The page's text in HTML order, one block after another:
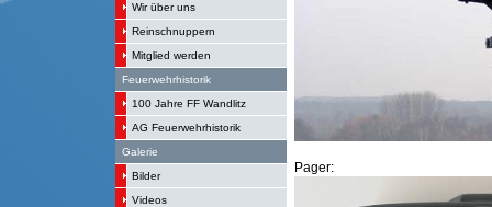
Wir über uns
Reinschnuppern
Mitglied werden
Feuerwehrhistorik
100 Jahre FF Wandlitz
AG Feuerwehrhistorik
Galerie
Bilder
Videos
Pager: